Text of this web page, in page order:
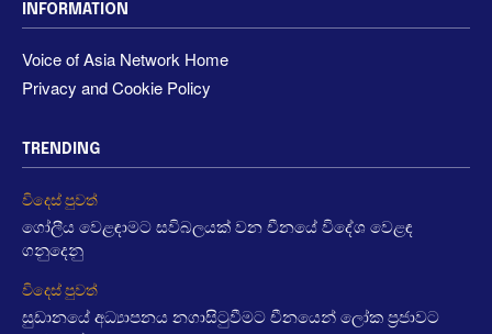
INFORMATION
Voice of Asia Network Home
Privacy and Cookie Policy
TRENDING
විදෙස් පුවත්
ගෝලීය වෙළඳාමට සවිබලයක් වන චීනයේ විදේශ වෙළඳ
ගනුදෙනු
විදෙස් පුවත්
සුඩානයේ අධ්‍යාපනය නගාසිටුවීමට චීනයෙන් ලෝක ප්‍රජාවට